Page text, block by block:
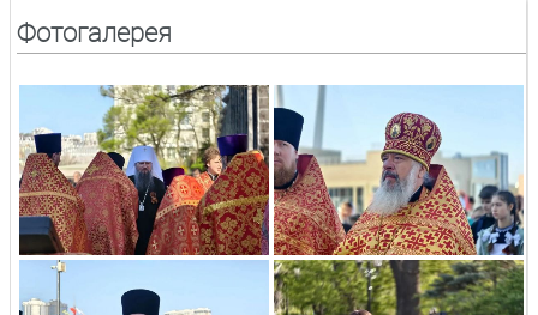
Фотогалерея